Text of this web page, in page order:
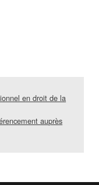
en droit de la
auprès